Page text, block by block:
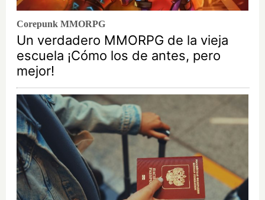
Corepunk MMORPG
Un verdadero MMORPG de la vieja
escuela ¡Cómo los de antes, pero
mejor!